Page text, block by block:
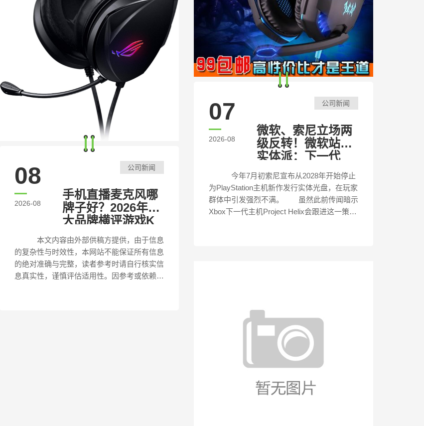
08
2026-08
公司新闻
手机直播麦克风哪
牌子好？2026年五
大品牌横评游戏K
歌播客全场景覆盖
本文内容由外部供稿方提供，由于信息
的复杂性与时效性，本网站不能保证所有信息
的绝对准确与完整，读者参考时请自行核实信
息真实性，谨慎评估适用性。因参考或依赖本
07
2026-08
公司新闻
微软、索尼立场两
级反转！微软站队
实体派：下一代
Xbox继续搭载光驱
今年7月初索尼宣布从2028年开始停止
为PlayStation主机新作发行实体光盘，在玩家
群体中引发强烈不满。 虽然此前传闻暗示
Xbox下一代主机Project Helix会跟进这一策